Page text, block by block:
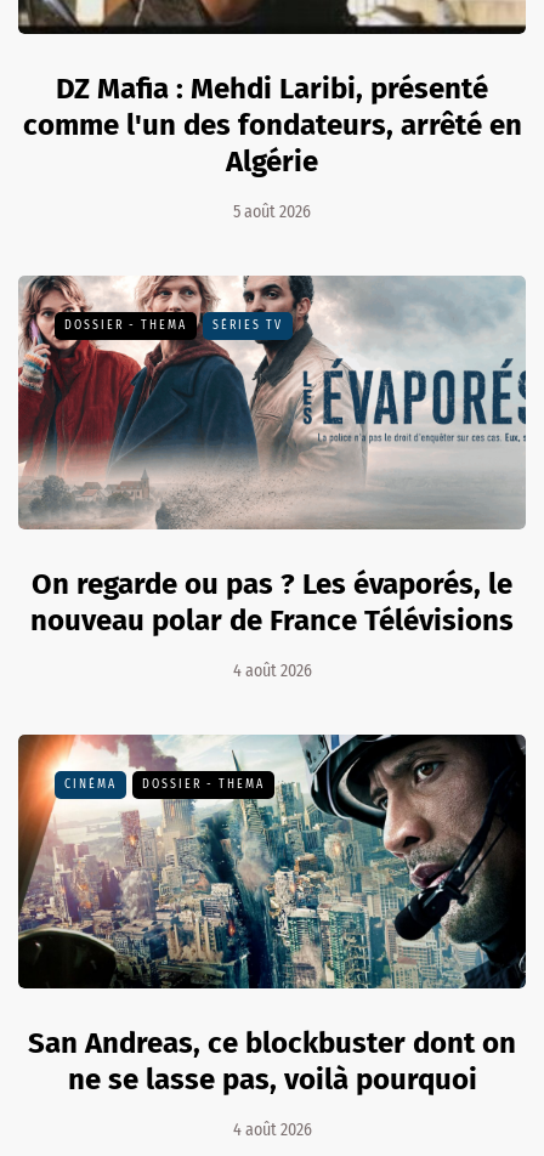
DZ Mafia : Mehdi Laribi, présenté
comme l'un des fondateurs, arrêté en
Algérie
5 août 2026
DOSSIER - THEMA SÉRIES TV
On regarde ou pas ? Les évaporés, le
nouveau polar de France Télévisions
4 août 2026
CINÉMA DOSSIER - THEMA
San Andreas, ce blockbuster dont on
ne se lasse pas, voilà pourquoi
4 août 2026